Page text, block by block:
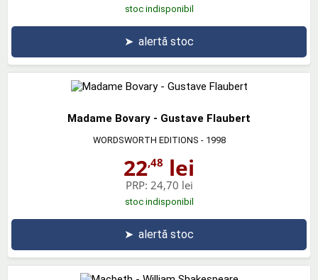
stoc indisponibil
➤ alertă stoc
Madame Bovary - Gustave Flaubert
WORDSWORTH EDITIONS - 1998
22,48 lei
PRP: 24,70 lei
stoc indisponibil
➤ alertă stoc